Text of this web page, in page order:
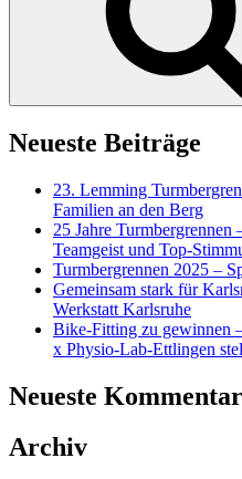
Neueste Beiträge
23. Lemming
Familien an den Berg
25 Jahre Turmbergrennen
Teamgeist und Top-
Turmbergrennen 2025 –
Gemeinsam stark für
Werkstatt Karlsruhe
Bike-Fitting zu gewinnen
x Physio-Lab-Ettlingen
Neueste
Archiv